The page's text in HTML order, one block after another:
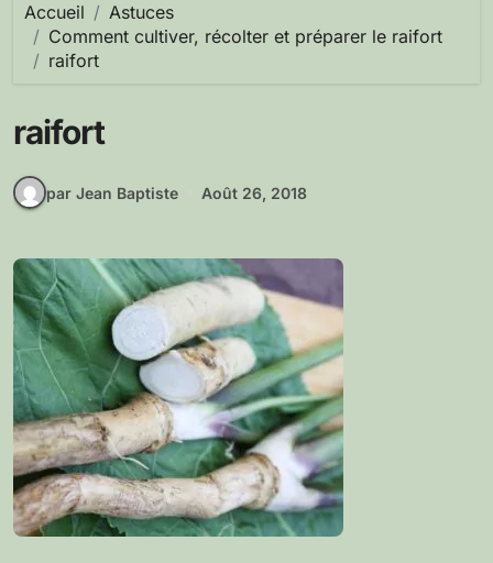
Accueil
Astuces
Comment cultiver, récolter et préparer le raifort
raifort
raifort
par Jean Baptiste Août 26, 2018